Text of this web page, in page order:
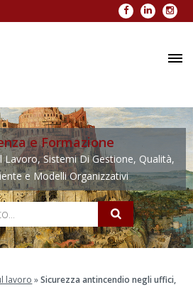
Facebook
LinkedIn
e Formazione
Lavoro, Sistemi Di Gestione, Qualità,
e Modelli Organizzativi
lavoro »Sicurezza antincendio negli uffici,